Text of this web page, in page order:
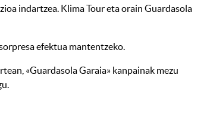
indartzea. Klima Tour eta orain Guardasola
efektua mantentzeko.
«Guardasola Garaia» kanpainak mezu